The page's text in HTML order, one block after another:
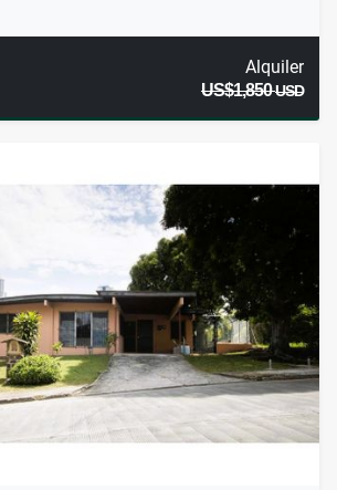
Alquiler
US$1,850USD